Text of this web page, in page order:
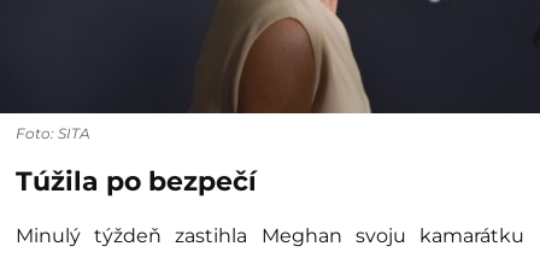
Foto: SITA
Túžila po bezpečí
Minulý týždeň zastihla Meghan svoju kamarátku